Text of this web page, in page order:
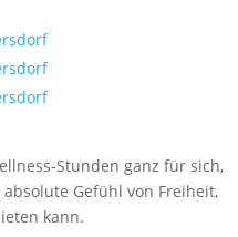
Stunden ganz für sich,
Gefühl von Freiheit,
kann.